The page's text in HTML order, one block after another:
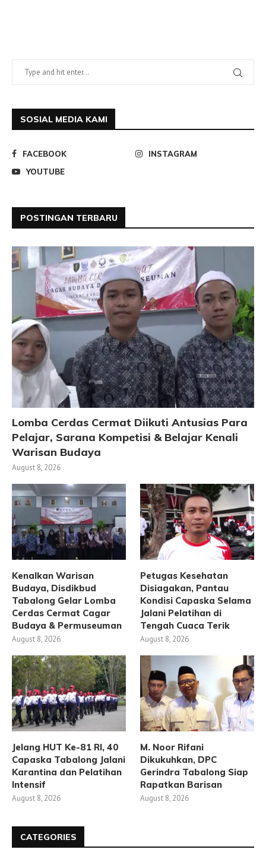
SOSIAL MEDIA KAMI
FACEBOOK
INSTAGRAM
YOUTUBE
POSTINGAN TERBARU
Lomba Cerdas Cermat Diikuti Antusias Para
Pelajar, Sarana Kompetisi & Belajar Kenali
Warisan Budaya
August 8, 2026
Kenalkan Warisan
Budaya, Disdikbud
Tabalong Gelar Lomba
Cerdas Cermat Cagar
Budaya & Permuseuman
August 8, 2026
Petugas Kesehatan
Disiagakan, Pantau
Kondisi Capaska Selama
Jalani Pelatihan di
Tengah Cuaca Terik
August 8, 2026
Jelang HUT Ke-81 RI, 40
Capaska Tabalong Jalani
Karantina dan Pelatihan
Intensif
August 8, 2026
M. Noor Rifani
Dikukuhkan, DPC
Gerindra Tabalong Siap
Rapatkan Barisan
August 8, 2026
CATEGORIES